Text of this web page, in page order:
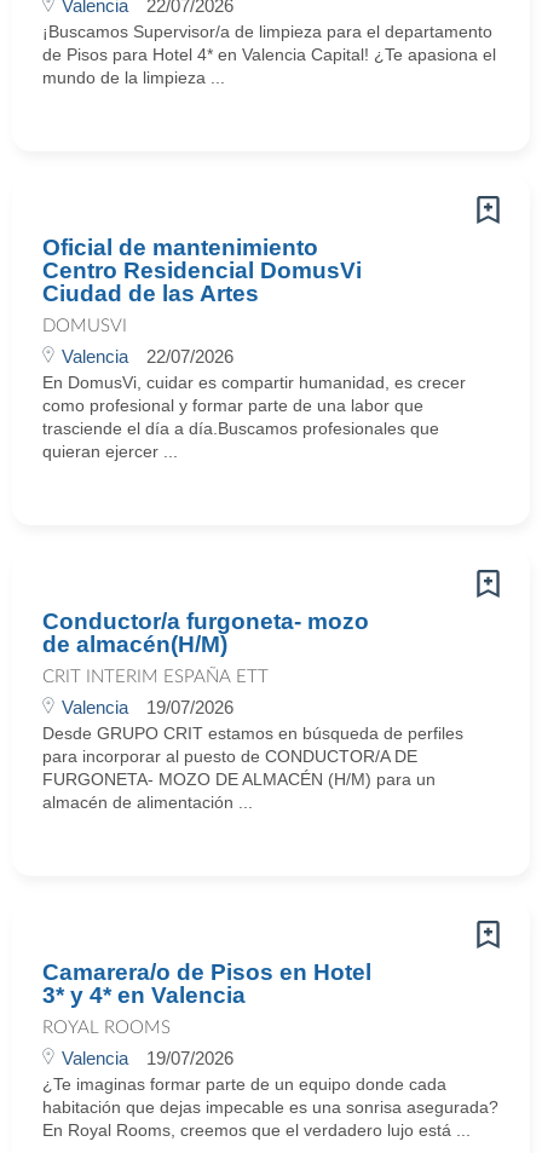
Valencia 22/07/2026
¡Buscamos Supervisor/a de limpieza para el departamento
de Pisos para Hotel 4* en Valencia Capital! ¿Te apasiona el
mundo de la limpieza ...
Oficial de mantenimiento
Centro Residencial DomusVi
Ciudad de las Artes
DOMUSVI
Valencia 22/07/2026
En DomusVi, cuidar es compartir humanidad, es crecer
como profesional y formar parte de una labor que
trasciende el día a día.Buscamos profesionales que
quieran ejercer ...
Conductor/a furgoneta- mozo
de almacén(H/M)
CRIT INTERIM ESPAÑA ETT
Valencia 19/07/2026
Desde GRUPO CRIT estamos en búsqueda de perfiles
para incorporar al puesto de CONDUCTOR/A DE
FURGONETA- MOZO DE ALMACÉN (H/M) para un
almacén de alimentación ...
Camarera/o de Pisos en Hotel
3* y 4* en Valencia
ROYAL ROOMS
Valencia 19/07/2026
¿Te imaginas formar parte de un equipo donde cada
habitación que dejas impecable es una sonrisa asegurada?
En Royal Rooms, creemos que el verdadero lujo está ...